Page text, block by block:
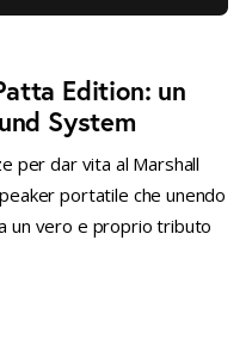
x
Edition: un
System
per dar vita al Marshall
portatile che unendo
un vero e proprio tributo